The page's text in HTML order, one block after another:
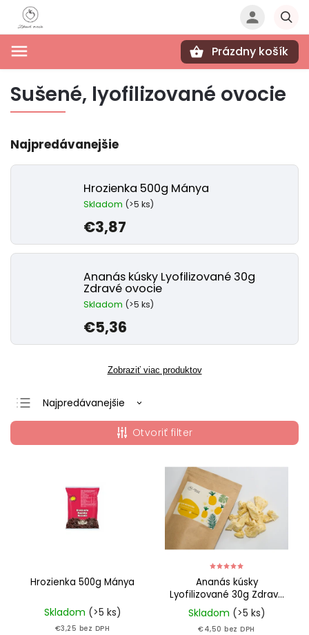
Prázdny košík
Sušené, lyofilizované ovocie
Najpredávanejšie
Hrozienka 500g Mánya
Skladom (>5 ks)
€3,87
Ananás kúsky Lyofilizované 30g
Zdravé ovocie
Skladom (>5 ks)
€5,36
Zobraziť viac produktov
Odporúčame
Najlacnejšie
Najpredávanejšie
Abecedne
Otvoriť filter
Hrozienka 500g Mánya
Skladom (>5 ks)
€3,25 bez DPH
Ananás kúsky
Lyofilizované 30g Zdravé
ovocie
Skladom (>5 ks)
€4,50 bez DPH